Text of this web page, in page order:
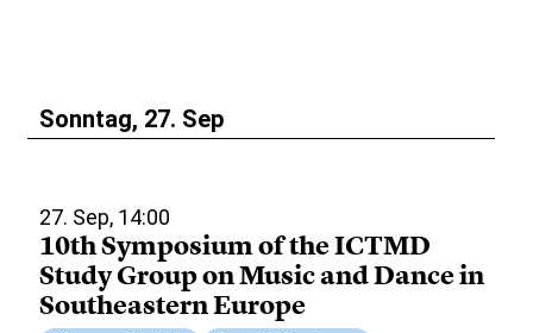
Sonntag, 27. Sep
27. Sep, 14:00
10th Symposium of the ICTMD
Study Group on Music and Dance in
Southeastern Europe